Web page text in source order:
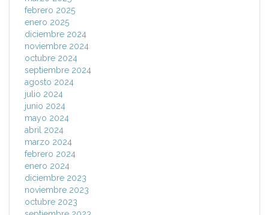
febrero 2025
enero 2025
diciembre 2024
noviembre 2024
octubre 2024
septiembre 2024
agosto 2024
julio 2024
junio 2024
mayo 2024
abril 2024
marzo 2024
febrero 2024
enero 2024
diciembre 2023
noviembre 2023
octubre 2023